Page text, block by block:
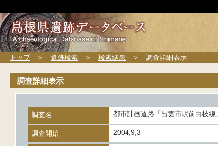
トップ＞ 遺跡検索 ＞ 検索結果 ＞ 調査詳細表示
調査詳細表示
調査名 都市計画道路「出雲市駅前白枝
調査開始 2004,9,3